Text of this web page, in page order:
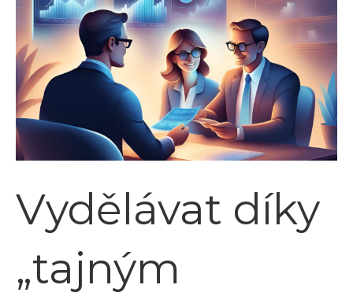
Vydělávat díky
„tajným